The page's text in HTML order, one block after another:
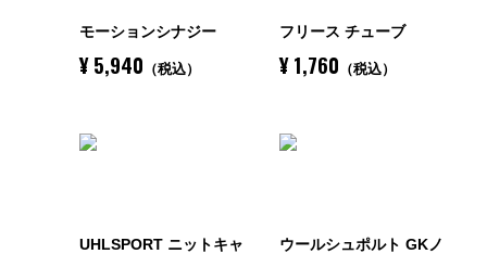
モーションシナジー
¥ 5,940 （税込）
フリース チューブ
¥ 1,760 （税込）
UHLSPORT ニットキャ
ウールシュポルト GKノ